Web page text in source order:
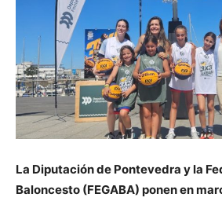
La Diputación de Pontevedra y la
Baloncesto (FEGABA) ponen en